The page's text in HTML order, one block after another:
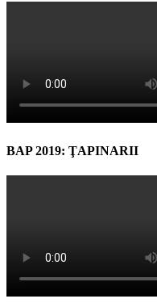
BAP 2019: ŢAPINARII